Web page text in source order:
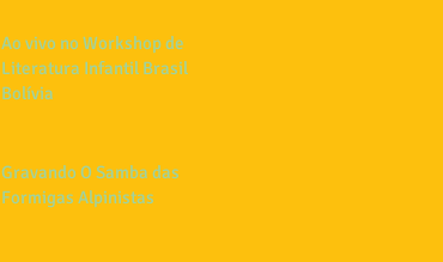
Ao vivo no Workshop de
Literatura Infantil Brasil-
Bolívia
Gravando O Samba das
Formigas Alpinistas